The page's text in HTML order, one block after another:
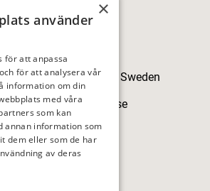
Kontakt
192 77 Sollentuna, Sweden
08-594 709 90
×
använder
för att anpassa
för att analysera vår
information om din
med våra
som kan
annan information som
dem eller som de har
av deras